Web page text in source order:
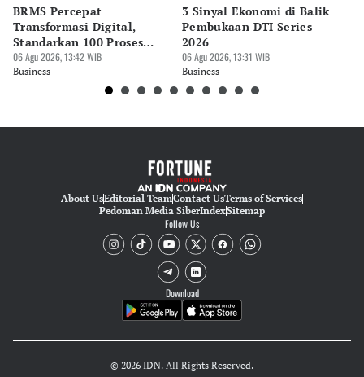
BRMS Percepat
Transformasi Digital,
Standarkan 100 Proses
Bisnis
06 Agu 2026, 13:42 WIB
Business
3 Sinyal Ekonomi di Balik
Pembukaan DTI Series
2026
06 Agu 2026, 13:31 WIB
Business
About UsEditorial TeamContact UsTerms of Services
Pedoman Media SiberIndexSitemap
Follow Us
Download
© 2026 IDN. All Rights Reserved.